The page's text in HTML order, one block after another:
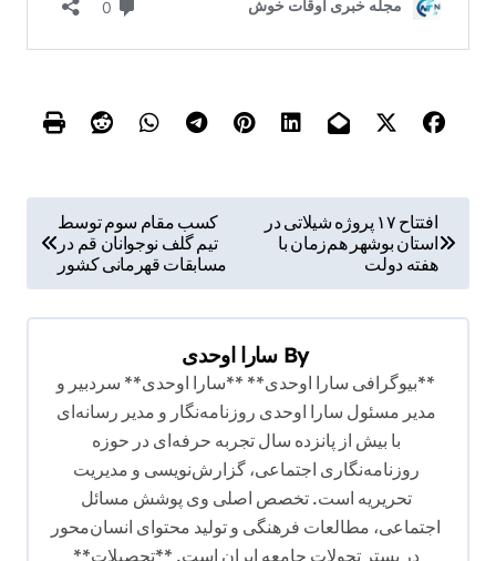
ه
ب
افتتاح ۱۷ پروژه شیلاتی در
استان بوشهر هم‌زمان با
هفته دولت
کسب مقام سوم توسط
تیم گلف نوجوانان قم در
مسابقات قهرمانی کشور
By سارا اوحدی
**بیوگرافی سارا اوحدی** **سارا اوحدی** سردبیر و
مدیر مسئول سارا اوحدی روزنامه‌نگار و مدیر رسانه‌ای
با بیش از پانزده سال تجربه حرفه‌ای در حوزه
روزنامه‌نگاری اجتماعی، گزارش‌نویسی و مدیریت
تحریریه است. تخصص اصلی وی پوشش مسائل
اجتماعی، مطالعات فرهنگی و تولید محتوای انسان‌محور
در بستر تحولات جامعه ایران است. **تحصیلات**